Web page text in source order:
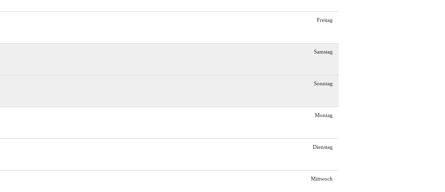
Freitag
Samstag
Sonntag
Montag
Dienstag
Mittwoch